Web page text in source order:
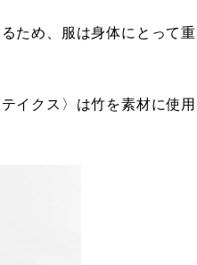
ため、服は身体にとって重
イクス〉は竹を素材に使用